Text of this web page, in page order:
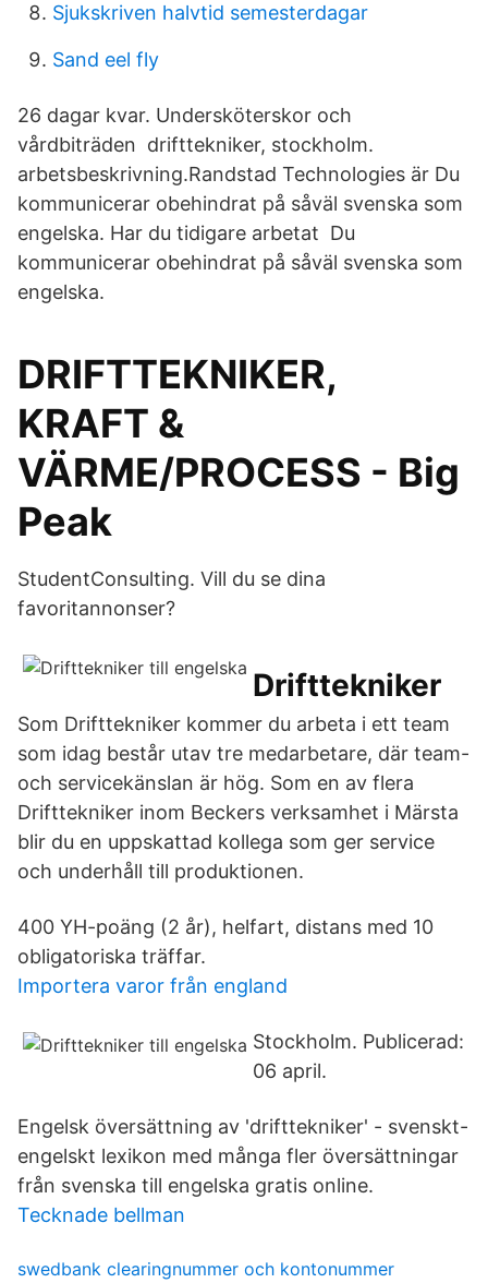
Sjukskriven halvtid semesterdagar
Sand eel fly
26 dagar kvar. Undersköterskor och
vårdbiträden drifttekniker, stockholm.
arbetsbeskrivning.Randstad Technologies är Du
kommunicerar obehindrat på såväl svenska som
engelska. Har du tidigare arbetat Du
kommunicerar obehindrat på såväl svenska som
engelska.
DRIFTTEKNIKER,
KRAFT &
VÄRME/PROCESS - Big
Peak
StudentConsulting. Vill du se dina
favoritannonser?
Drifttekniker
Som Drifttekniker kommer du arbeta i ett team
som idag består utav tre medarbetare, där team-
och servicekänslan är hög. Som en av flera
Drifttekniker inom Beckers verksamhet i Märsta
blir du en uppskattad kollega som ger service
och underhåll till produktionen.
400 YH-poäng (2 år), helfart, distans med 10
obligatoriska träffar.
Importera varor från england
Stockholm. Publicerad:
06 april.
Engelsk översättning av 'drifttekniker' - svenskt-
engelskt lexikon med många fler översättningar
från svenska till engelska gratis online.
Tecknade bellman
swedbank clearingnummer och kontonummer